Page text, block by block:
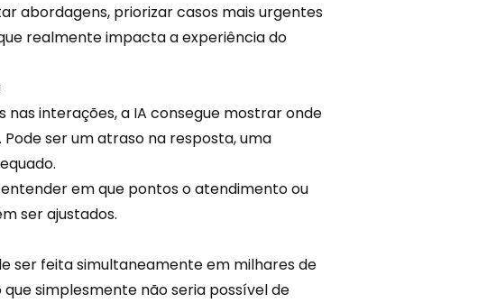
abordagens, priorizar casos mais urgentes
realmente impacta aexperiênciado
nas interações, a IA consegue mostrar onde
ser um atraso na resposta, uma
em que pontos o atendimento ou
ser ajustados.
ser feita simultaneamente em milhares de
simplesmente não seria possível de